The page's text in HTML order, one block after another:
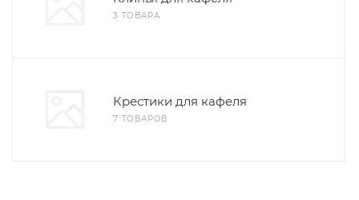
3 ТОВАРА
Крестики для кафеля
7 ТОВАРОВ